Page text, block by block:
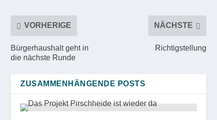
VORHERIGE
Bürgerhaushalt geht in
die nächste Runde
NÄCHSTE
Richtigstellung
ZUSAMMENHÄNGENDE POSTS